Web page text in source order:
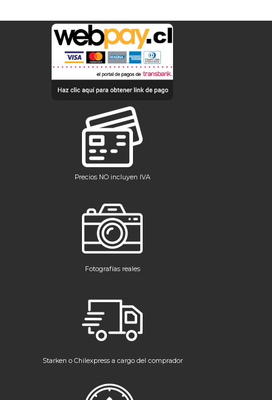
Precios NO incluyen IVA
Fotografías reales
Starken o Chilexpress a cargo del comprador